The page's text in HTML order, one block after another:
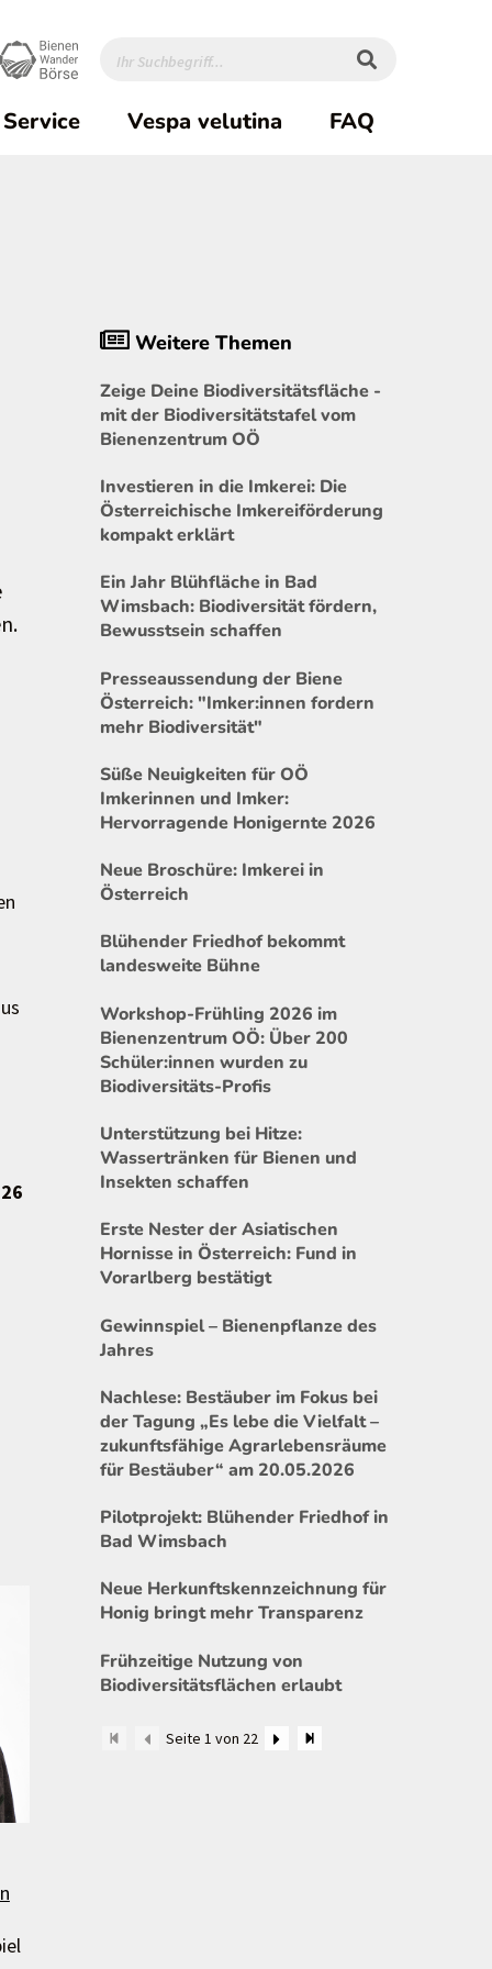
Service Vespa velutina FAQ
Weitere Themen
Zeige Deine Biodiversitätsfläche -
mit der Biodiversitätstafel vom
Bienenzentrum OÖ
Investieren in die Imkerei: Die
Österreichische Imkereiförderung
kompakt erklärt
Ein Jahr Blühfläche in Bad
Wimsbach: Biodiversität fördern,
Bewusstsein schaffen
Presseaussendung der Biene
Österreich: "Imker:innen fordern
mehr Biodiversität"
Süße Neuigkeiten für OÖ
Imkerinnen und Imker:
Hervorragende Honigernte 2026
Neue Broschüre: Imkerei in
Österreich
Blühender Friedhof bekommt
landesweite Bühne
Workshop-Frühling 2026 im
Bienenzentrum OÖ: Über 200
Schüler:innen wurden zu
Biodiversitäts-Profis
Unterstützung bei Hitze:
Wassertränken für Bienen und
Insekten schaffen
Erste Nester der Asiatischen
Hornisse in Österreich: Fund in
Vorarlberg bestätigt
Gewinnspiel – Bienenpflanze des
Jahres
Nachlese: Bestäuber im Fokus bei
der Tagung „Es lebe die Vielfalt –
zukunftsfähige Agrarlebensräume
für Bestäuber“ am 20.05.2026
Pilotprojekt: Blühender Friedhof in
Bad Wimsbach
Neue Herkunftskennzeichnung für
Honig bringt mehr Transparenz
Frühzeitige Nutzung von
Biodiversitätsflächen erlaubt
Seite 1 von 22